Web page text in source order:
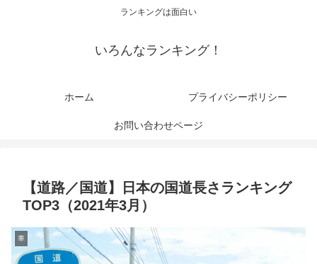
ランキングは面白い
いろんなランキング！
ホーム プライバシーポリシー
お問い合わせページ
【道路／国道】日本の国道長さランキング
TOP3（2021年3月）
車